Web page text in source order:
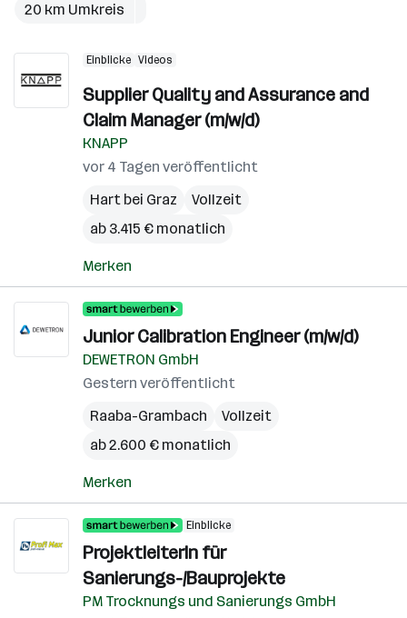
20 km Umkreis
Einblicke Videos
Supplier Quality and Assurance and
Claim Manager (m/w/d)
KNAPP
vor 4 Tagen veröffentlicht
Hart bei Graz
Vollzeit
ab 3.415 € monatlich
Merken
Junior Calibration Engineer (m/w/d)
DEWETRON GmbH
Gestern veröffentlicht
Raaba-Grambach
Vollzeit
ab 2.600 € monatlich
Merken
Einblicke
ProjektleiterIn für
Sanierungs-/Bauprojekte
PM Trocknungs und Sanierungs GmbH